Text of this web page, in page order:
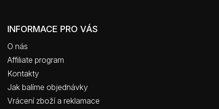
INFORMACE PRO VÁS
O nás
Affiliate program
Kontakty
Jak balíme objednávky
Vrácení zboží a reklamace